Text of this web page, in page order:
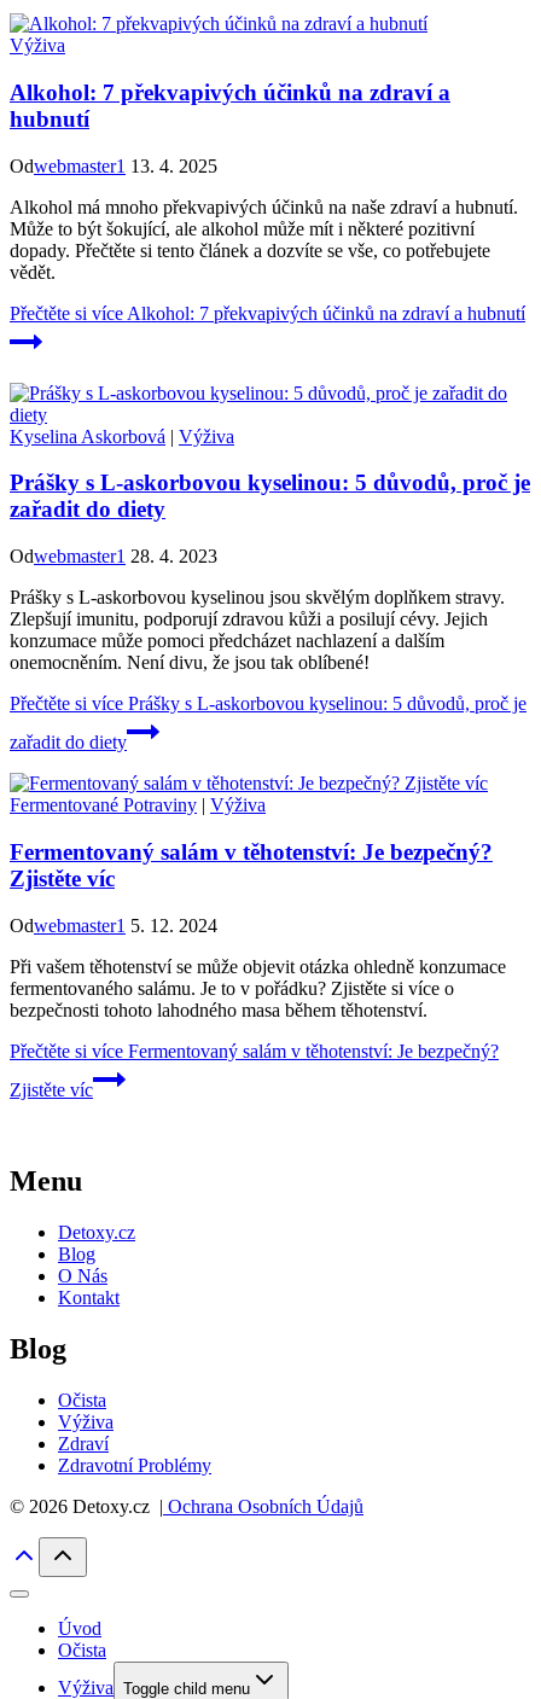
Výživa
Alkohol: 7 překvapivých účinků na zdraví a
hubnutí
Odwebmaster1 13. 4. 2025
Alkohol má mnoho překvapivých účinků na naše zdraví a hubnutí.
Může to být šokující, ale alkohol může mít i některé pozitivní
dopady. Přečtěte si tento článek a dozvíte se vše, co potřebujete
vědět.
Přečtěte si více Alkohol: 7 překvapivých účinků na zdraví a hubnutí
Kyselina Askorbová | Výživa
Prášky s L-askorbovou kyselinou: 5 důvodů, proč je
zařadit do diety
Odwebmaster1 28. 4. 2023
Prášky s L-askorbovou kyselinou jsou skvělým doplňkem stravy.
Zlepšují imunitu, podporují zdravou kůži a posilují cévy. Jejich
konzumace může pomoci předcházet nachlazení a dalším
onemocněním. Není divu, že jsou tak oblíbené!
Přečtěte si více Prášky s L-askorbovou kyselinou: 5 důvodů, proč je
zařadit do diety
Fermentované Potraviny | Výživa
Fermentovaný salám v těhotenství: Je bezpečný?
Zjistěte víc
Odwebmaster1 5. 12. 2024
Při vašem těhotenství se může objevit otázka ohledně konzumace
fermentovaného salámu. Je to v pořádku? Zjistěte si více o
bezpečnosti tohoto lahodného masa během těhotenství.
Přečtěte si více Fermentovaný salám v těhotenství: Je bezpečný?
Zjistěte víc
Menu
Detoxy.cz
Blog
O Nás
Kontakt
Blog
Očista
Výživa
Zdraví
Zdravotní Problémy
© 2026 Detoxy.cz | Ochrana Osobních Údajů
Úvod
Očista
Výživa Toggle child menu